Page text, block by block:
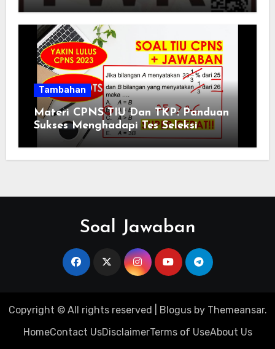
Tambahan
Materi CPNS TIU Dan TKP: Panduan
Sukses Menghadapi Tes Seleksi
Soal Jawaban
Copyright © All rights reserved Blogusby Themeansar.
HomeContact UsDisclaimerTerms of UseAbout Us